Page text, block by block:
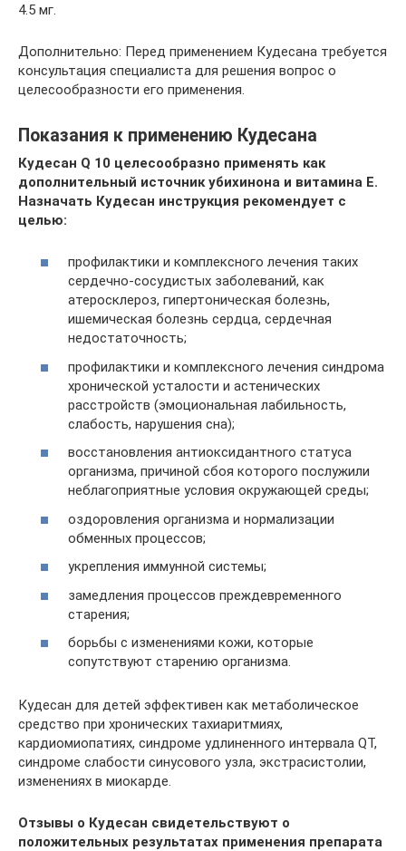
4.5 мг.
Дополнительно: Перед применением Кудесана требуется
консультация специалиста для решения вопрос о
целесообразности его применения.
Показания к применению Кудесана
Кудесан Q 10 целесообразно применять как
дополнительный источник убихинона и витамина Е.
Назначать Кудесан инструкция рекомендует с
целью:
профилактики и комплексного лечения таких
сердечно-сосудистых заболеваний, как
атеросклероз, гипертоническая болезнь,
ишемическая болезнь сердца, сердечная
недостаточность;
профилактики и комплексного лечения синдрома
хронической усталости и астенических
расстройств (эмоциональная лабильность,
слабость, нарушения сна);
восстановления антиоксидантного статуса
организма, причиной сбоя которого послужили
неблагоприятные условия окружающей среды;
оздоровления организма и нормализации
обменных процессов;
укрепления иммунной системы;
замедления процессов преждевременного
старения;
борьбы с изменениями кожи, которые
сопутствуют старению организма.
Кудесан для детей эффективен как метаболическое
средство при хронических тахиаритмиях,
кардиомиопатиях, синдроме удлиненного интервала QT,
синдроме слабости синусового узла, экстрасистолии,
изменениях в миокарде.
Отзывы о Кудесан свидетельствуют о
положительных результатах применения препарата